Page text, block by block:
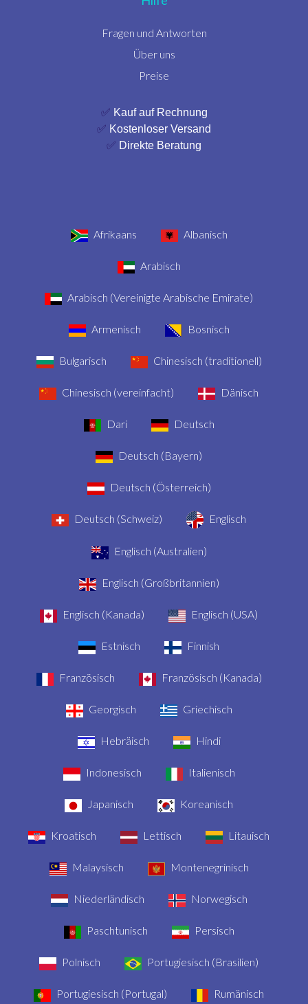
Fragen und Antworten
Über uns
Preise
✅ Kauf auf Rechnung
✅ Kostenloser Versand
✅ Direkte Beratung
Afrikaans Albanisch
Arabisch
Arabisch (Vereinigte Arabische Emirate)
Armenisch Bosnisch
Bulgarisch Chinesisch (traditionell)
Chinesisch (vereinfacht) Dänisch
Dari Deutsch
Deutsch (Bayern)
Deutsch (Österreich)
Deutsch (Schweiz) Englisch
Englisch (Australien)
Englisch (Großbritannien)
Englisch (Kanada) Englisch (USA)
Estnisch Finnish
Französisch Französisch (Kanada)
Georgisch Griechisch
Hebräisch Hindi
Indonesisch Italienisch
Japanisch Koreanisch
Kroatisch Lettisch Litauisch
Malaysisch Montenegrinisch
Niederländisch Norwegisch
Paschtunisch Persisch
Polnisch Portugiesisch (Brasilien)
Portugiesisch (Portugal) Rumänisch